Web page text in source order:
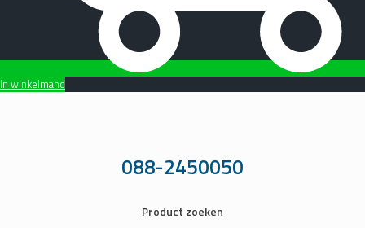
In winkelmand
088-2450050
Product zoeken